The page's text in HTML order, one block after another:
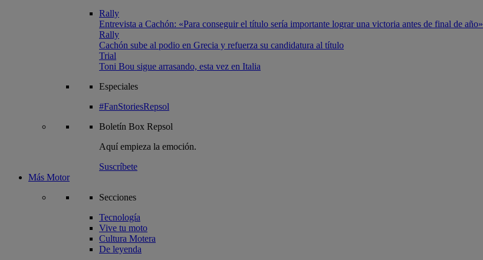
Rally
Entrevista a Cachón: «Para conseguir el título sería importante lograr una victoria antes de final de año»
Rally
Cachón sube al podio en Grecia y refuerza su candidatura al título
Trial
Toni Bou sigue arrasando, esta vez en Italia
Especiales
#FanStoriesRepsol
Boletín Box Repsol
Aquí empieza la emoción.
Suscríbete
Más Motor
Secciones
Tecnología
Vive tu moto
Cultura Motera
De leyenda